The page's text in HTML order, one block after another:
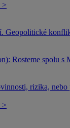
>
Geopolitické
Rosteme spolu s
rizika,
>